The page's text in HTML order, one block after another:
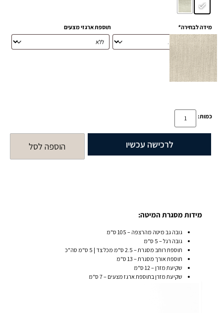
מידה לבחירה* תוספת ארגזי מצעים
כמות:
הוספה לסל לרכישה עכשיו
מידות מסגרת המיטה:
גובה גב מיטה מהרצפה – 105 ס"מ
גובה רגל – 5 ס"מ
תוספת רוחב מסגרת – 2.5 ס"מ מכל צד | 5 ס"מ סה"כ
תוספת אורך מסגרת – 13 ס"מ
שקיעת מזרן – 12 ס"מ
שקיעת מזרן בתוספת ארגז מצעים – 7 ס"מ